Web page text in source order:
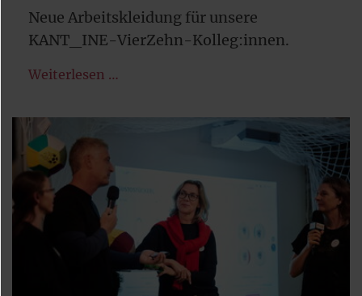
Neue Arbeitskleidung für unsere
KANT_INE-VierZehn-Kolleg:innen.
Weiterlesen …